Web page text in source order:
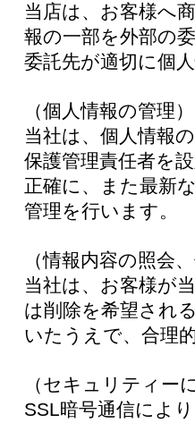
当店は、お客様へ
報の一部を外部の
委託先が適切に個
（個人情報の管理）
当社は、個人情報
保護管理責任者を
正確に、また最新
管理を行います。
（情報内容の照会
当社は、お客様が
は削除を希望され
いたうえで、合理
（セキュリティー
SSL暗号通信によ